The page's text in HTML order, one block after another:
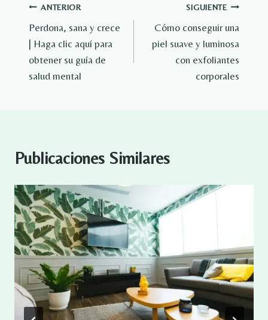
Navegación
de
entradas
ANTERIOR
Perdona, sana y crece
| Haga clic aquí para
obtener su guía de
salud mental
SIGUIENTE
Cómo conseguir una
piel suave y luminosa
con exfoliantes
corporales
Publicaciones Similares